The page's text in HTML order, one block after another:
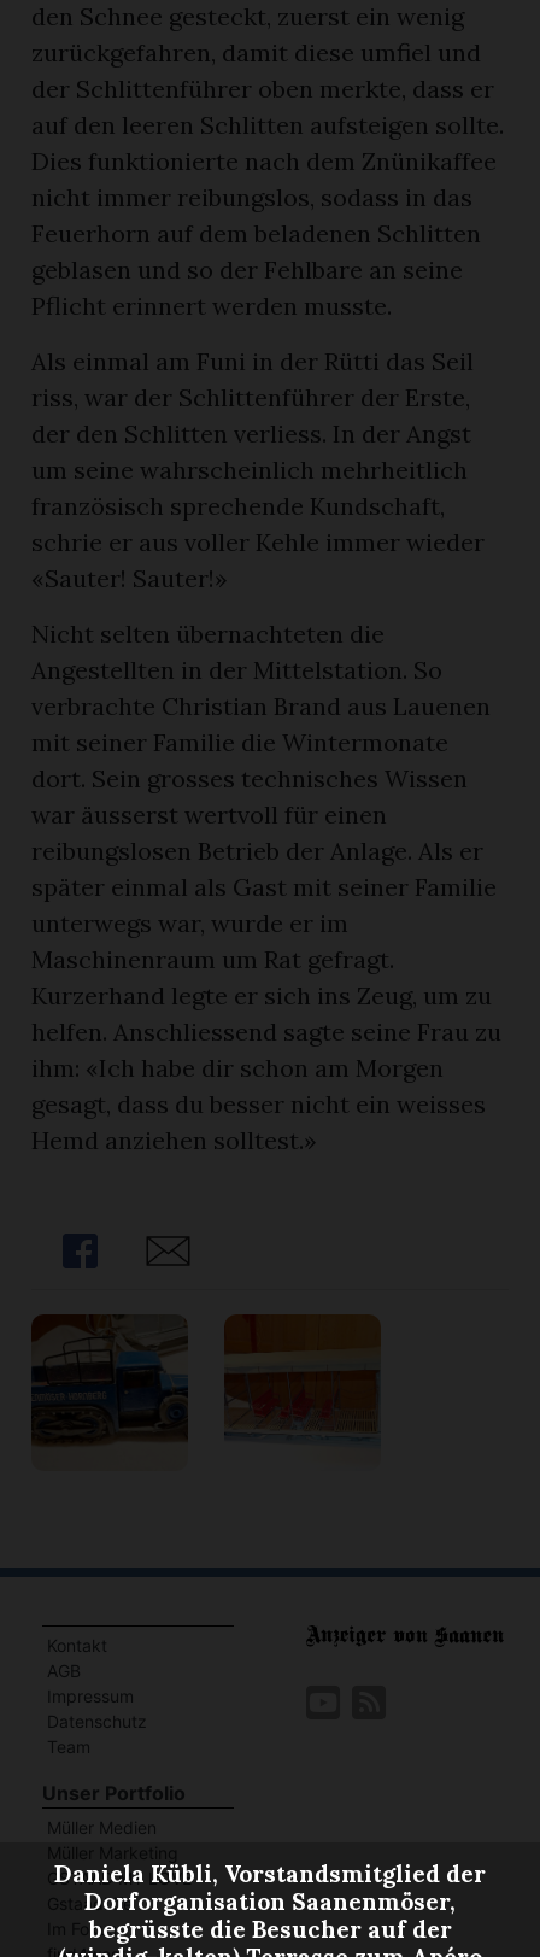
den Schnee gesteckt, zuerst ein wenig
zurückgefahren, damit diese umfiel und
der Schlittenführer oben merkte, dass er
auf den leeren Schlitten aufsteigen sollte.
Dies funktionierte nach dem Znünikaffee
nicht immer reibungslos, sodass in das
Feuerhorn auf dem beladenen Schlitten
geblasen und so der Fehlbare an seine
Pflicht erinnert werden musste.
Als einmal am Funi in der Rütti das Seil
riss, war der Schlittenführer der Erste,
der den Schlitten verliess. In der Angst
um seine wahrscheinlich mehrheitlich
französisch sprechende Kundschaft,
schrie er aus voller Kehle immer wieder
«Sauter! Sauter!»
Nicht selten übernachteten die
Angestellten in der Mittelstation. So
verbrachte Christian Brand aus Lauenen
mit seiner Familie die Wintermonate
dort. Sein grosses technisches Wissen
war äusserst wertvoll für einen
reibungslosen Betrieb der Anlage. Als er
später einmal als Gast mit seiner Familie
unterwegs war, wurde er im
Maschinenraum um Rat gefragt.
Kurzerhand legte er sich ins Zeug, um zu
helfen. Anschliessend sagte seine Frau zu
ihm: «Ich habe dir schon am Morgen
gesagt, dass du besser nicht ein weisses
Hemd anziehen solltest.»
Share Share
Daniela Kübli, Vorstandsmitglied der
Dorforganisation Saanenmöser,
begrüsste die Besucher auf der
Kontakt
AGB
Impressum
Datenschutz
Team
Unser Portfolio
Müller Medien
GSTAAD MY LOVE
GstaadLife
Im Fokus